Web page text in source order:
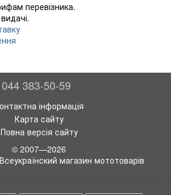
перевізника.
044 383-50-59
інформація
Карта сайту
Повна версія сайту
© 2007—2026
магазин мототоварів